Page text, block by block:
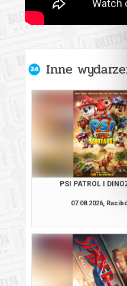
Inne
PSI PATROL I
07.08.2026,